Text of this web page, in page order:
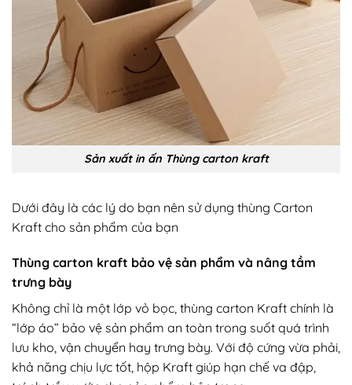
Sản xuất in ấn Thùng carton kraft
Dưới đây là các lý do bạn nên sử dụng thùng Carton
Kraft cho sản phẩm của bạn
Thùng carton kraft bảo vệ sản phẩm và nâng tầm
trưng bày
Không chỉ là một lớp vỏ bọc, thùng carton Kraft chính là
“lớp áo” bảo vệ sản phẩm an toàn trong suốt quá trình
lưu kho, vận chuyển hay trưng bày. Với độ cứng vừa phải,
khả năng chịu lực tốt, hộp Kraft giúp hạn chế va đập,